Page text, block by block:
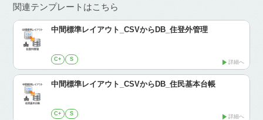
関連テンプレートはこちら
中間標準レイアウト_CSVからDB_住登外管理
C+ S 詳細へ
中間標準レイアウト_CSVからDB_住民基本台帳
C+ S 詳細へ